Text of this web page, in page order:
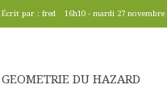
Écrit par : fred 16h10 -mardi 27 novembre
GEOMETRIE DU HAZARD